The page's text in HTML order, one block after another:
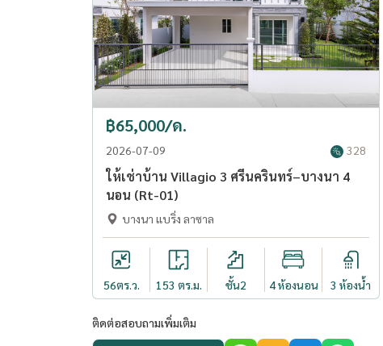
฿65,000/ด.
2026-07-09 328
ให้เช่าบ้าน Villagio 3 ศรีนครินทร์–บางนา 4
นอน (Rt-01)
บางนา แบริ่ง ลาซาล
56ตร.ว. 153 ตร.ม. ชั้น2 4 ห้องนอน 3 ห้องน้ำ
ติดต่อสอบถามเพิ่มเติม